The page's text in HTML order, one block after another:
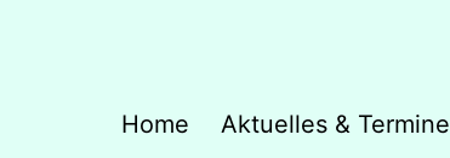
Hopefully
Home Aktuelles & Termine